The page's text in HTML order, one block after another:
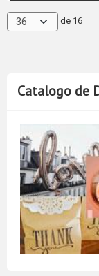
Catalogo de
de 16